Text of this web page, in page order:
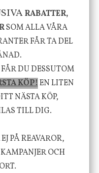
Home
Wanasa - Endast
avhämtning
kr
INFO KÖP
RABATTER,
SOM ALLA VÅRA
FÅR TA DEL
DU DESSUTOM
KÖP!EN LITEN
NÄSTA KÖP,
TILL DIG.
PÅ REAVAROR,
OCH